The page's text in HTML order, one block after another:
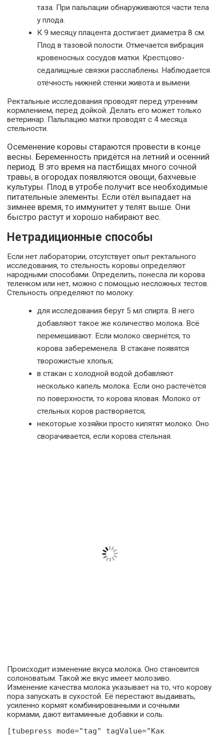
таза. При пальпации обнаруживаются части тела
у плода.
К 9 месяцу плацента достигает диаметра 8 см.
Плод в тазовой полости. Отмечается вибрация
кровеносных сосудов матки. Крестцово-
седалищные связки расслаблены. Наблюдается
отёчность нижней стенки живота и вымени.
Ректальные исследования проводят перед утренним
кормлением, перед дойкой. Делать его может только
ветеринар. Пальпацию матки проводят с 4 месяца
стельности.
Осеменение коровы стараются провести в конце
весны. Беременность придётся на летний и осенний
период. В это время на пастбищах много сочной
травы, в огородах появляются овощи, бахчевые
культуры. Плод в утробе получит все необходимые
питательные элементы. Если отёл выпадает на
зимнее время, то иммунитет у телят выше. Они
быстро растут и хорошо набирают вес.
Нетрадиционные способы
Если нет лаборатории, отсутствует опыт ректального
исследования, то стельность коровы определяют
народными способами. Определить, понесла ли корова
теленком или нет, можно с помощью несложных тестов.
Стельность определяют по молоку:
для исследования берут 5 мл спирта. В него
добавляют такое же количество молока. Всё
перемешивают. Если молоко свернётся, то
корова забеременела. В стакане появятся
творожистые хлопья;
в стакан с холодной водой добавляют
несколько капель молока. Если оно растечётся
по поверхности, то корова яловая. Молоко от
стельных коров растворяется;
некоторые хозяйки просто кипятят молоко. Оно
сворачивается, если корова стельная.
Происходит изменение вкуса молока. Оно становится
солоноватым. Такой же вкус имеет молозиво.
Изменение качества молока указывает на то, что корову
пора запускать в сухостой. Её перестают выдаивать,
усиленно кормят комбинированными и сочными
кормами, дают витаминные добавки и соль.
[tubepress mode="tag" tagValue="Как